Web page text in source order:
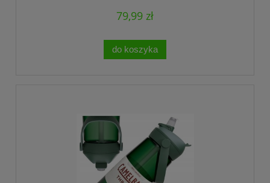
79,99 zł
do koszyka